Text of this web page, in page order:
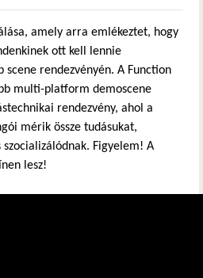
amely arra emlékeztet, hogy
ott kell lennie
scene rendezvényén. A Function
multi-platform demoscene
rendezvény, ahol a
mérik össze tudásukat,
Figyelem! A
lesz!